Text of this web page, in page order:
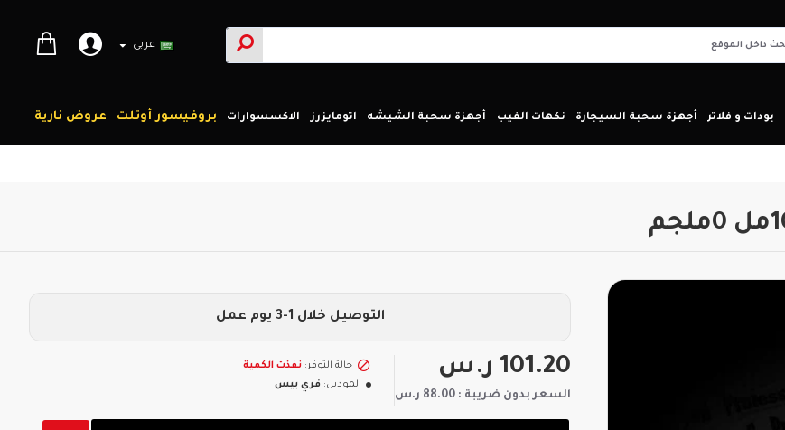
عربي
بودات و فلاتر أجهزة سحبة السيجارة نكهات الفيب أجهزة سحبة الشيشه اتومايزرز الاكسسوارات بروفيسور أوتلت عروض نارية
101.20 ر.س
السعر بدون ضريبة : 88.00 ر.س
حالة التوفر: نفذت الكمية
الموديل: فري بيس
التوصيل خلال 1-3 يوم عمل